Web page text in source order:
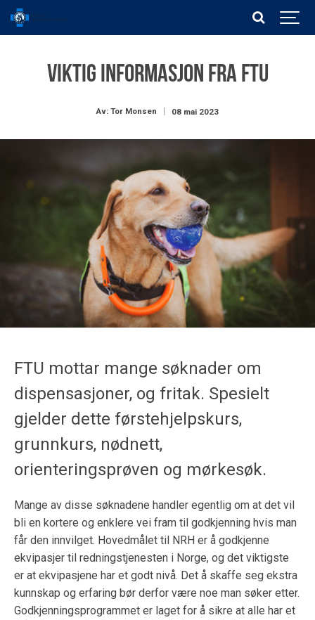
Viktig informasjon fra FTU
Av: Tor Monsen 08 mai 2023
FTU mottar mange søknader om
dispensasjoner, og fritak. Spesielt
gjelder dette førstehjelpskurs,
grunnkurs, nødnett,
orienteringsprøven og mørkesøk.
Mange av disse søknadene handler egentlig om at det vil
bli en kortere og enklere vei fram til godkjenning hvis man
får den innvilget. Hovedmålet til NRH er å godkjenne
ekvipasjer til redningstjenesten i Norge, og det viktigste
er at ekvipasjene har et godt nivå. Det å skaffe seg ekstra
kunnskap og erfaring bør derfor være noe man søker etter.
Godkjenningsprogrammet er laget for å sikre at alle har et